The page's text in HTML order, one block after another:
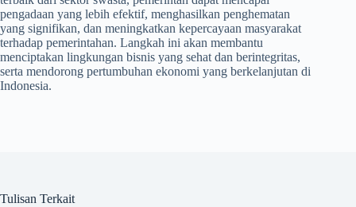
pengadaan yang lebih efektif, menghasilkan penghematan
yang signifikan, dan meningkatkan kepercayaan masyarakat
terhadap pemerintahan. Langkah ini akan membantu
menciptakan lingkungan bisnis yang sehat dan berintegritas,
serta mendorong pertumbuhan ekonomi yang berkelanjutan di
Indonesia.
Tulisan Terkait